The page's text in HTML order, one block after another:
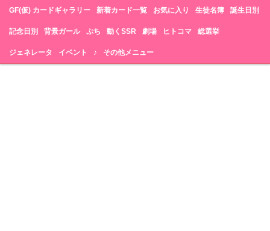
GF(仮) カードギャラリー 新着カード一覧 お気に入り 生徒名簿 誕生日別
記念日別 背景ガール ぷち 動くSSR 劇場 ヒトコマ 総選挙
ジェネレータ イベント ♪ その他メニュー